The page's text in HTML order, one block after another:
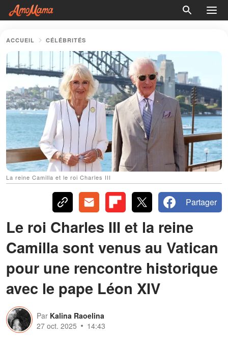
ACCUEIL CÉLÉBRITÉS
La reine Camilla et le roi Charles III
Partager
Le roi Charles III et la reine
Camilla sont venus au Vatican
pour une rencontre historique
avec le pape Léon XIV
Par Kalina Raoelina
27 oct. 2025
14:43